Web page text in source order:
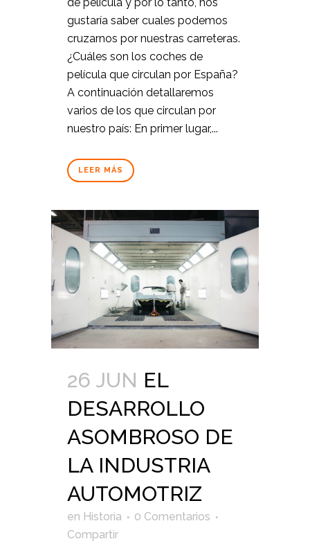
gustaría saber cuales podemos
cruzarnos por nuestras carreteras.
¿Cuáles son los coches de
película que circulan por España?
A continuación detallaremos
varios de los que circulan por
nuestro país: En primer lugar,...
LEER MÁS
26 JUN EL
DESARROLLO
ASOMBROSO DE
LA INDUSTRIA
AUTOMOTRIZ
en Historia
0 Comentarios
Compartir